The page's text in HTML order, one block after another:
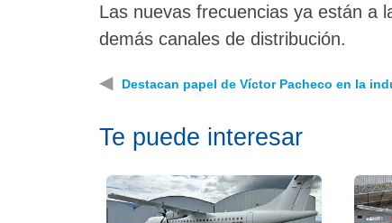
Las nuevas frecuencias ya están a
demás canales de distribución.
◀ Destacan papel de Víctor Pacheco en la
Te puede interesar